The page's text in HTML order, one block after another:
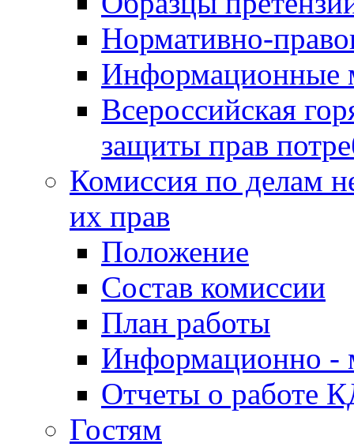
Нормативно-
Информационные
Всероссийская
защиты прав
Комиссия по делам
их прав
Положение
Состав комиссии
План работы
Информационно -
Отчеты о работе
Гостям